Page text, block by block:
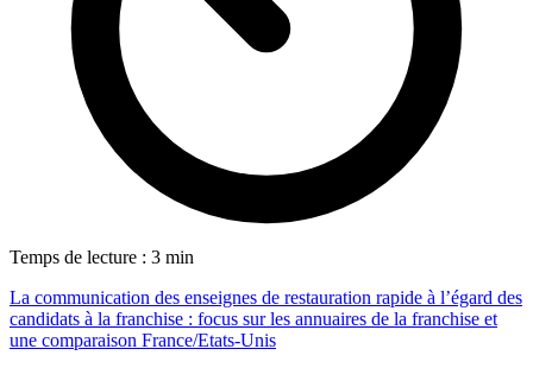
Temps de lecture : 3 min
La communication des enseignes de restauration rapide à l’égard des
candidats à la franchise : focus sur les annuaires de la franchise et
une comparaison France/Etats-Unis